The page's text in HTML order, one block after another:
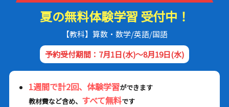
夏の無料体験学習 受付中！
【教科】算数・数学/英語/国語
予約受付期間：7月1日(水)～8月19日(水)
1週間で計2回、体験学習ができます
教材費など含め、 すべて無料です